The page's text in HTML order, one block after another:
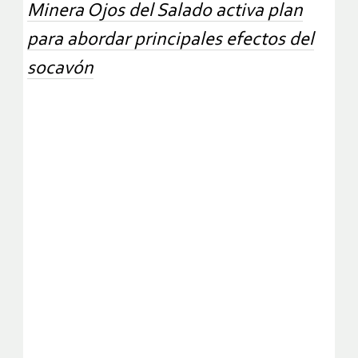
Minera Ojos del Salado activa plan
para abordar principales efectos del
socavón